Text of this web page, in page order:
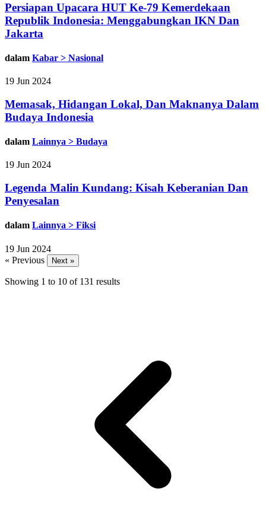
Persiapan Upacara HUT Ke-79 Kemerdekaan
Republik Indonesia: Menggabungkan IKN Dan
Jakarta
dalam Kabar > Nasional
19 Jun 2024
Memasak, Hidangan Lokal, Dan Maknanya Dalam
Budaya Indonesia
dalam Lainnya > Budaya
19 Jun 2024
Legenda Malin Kundang: Kisah Keberanian Dan
Penyesalan
dalam Lainnya > Fiksi
19 Jun 2024
« Previous
Next »
Showing 1 to 10 of 131 results